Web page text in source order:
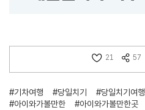
21 57
#기차여행 #당일치기 #당일치기여행
#아이와가볼만한
#아이와가볼만한곳